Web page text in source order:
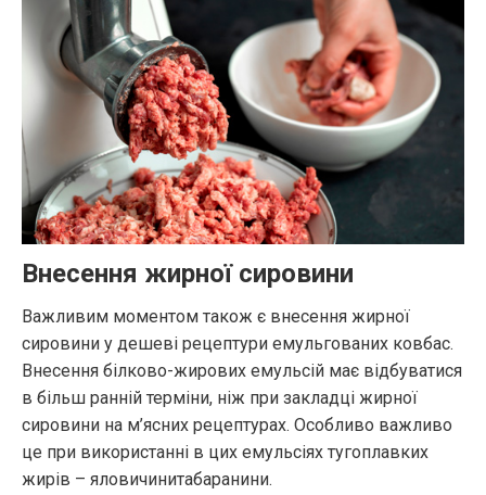
Внесення жирної сировини
Важливим моментом також є внесення жирної
сировини у дешеві рецептури емульгованих ковбас.
Внесення білково-жирових емульсій має відбуватися
в більш ранній терміни, ніж при закладці жирної
сировини на м’ясних рецептурах. Особливо важливо
це при використанні в цих емульсіях тугоплавких
жирів – яловичинитабаранини.